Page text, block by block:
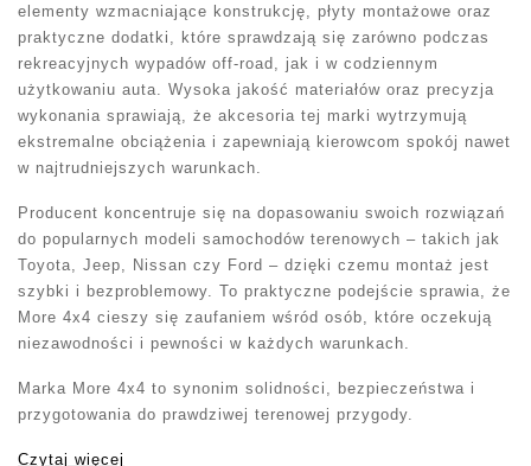
elementy wzmacniające konstrukcję, płyty montażowe oraz
praktyczne dodatki, które sprawdzają się zarówno podczas
rekreacyjnych wypadów off-road, jak i w codziennym
użytkowaniu auta. Wysoka jakość materiałów oraz precyzja
wykonania sprawiają, że akcesoria tej marki wytrzymują
ekstremalne obciążenia i zapewniają kierowcom spokój nawet
w najtrudniejszych warunkach.
Producent koncentruje się na dopasowaniu swoich rozwiązań
do popularnych modeli samochodów terenowych – takich jak
Toyota, Jeep, Nissan czy Ford – dzięki czemu montaż jest
szybki i bezproblemowy. To praktyczne podejście sprawia, że
More 4x4 cieszy się zaufaniem wśród osób, które oczekują
niezawodności i pewności w każdych warunkach.
Marka More 4x4 to synonim solidności, bezpieczeństwa i
przygotowania do prawdziwej terenowej przygody.
Czytaj więcej